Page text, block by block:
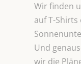
Wir finden
auf T-
Und
wir die